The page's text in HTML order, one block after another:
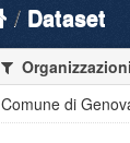
Dataset
Organizzazioni
Comune di